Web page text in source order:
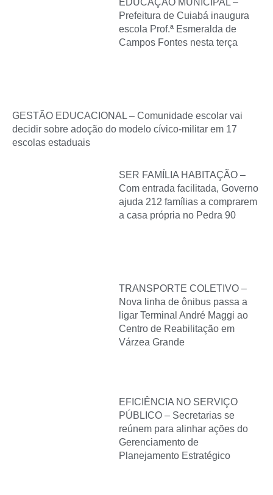
Prefeitura de Cuiabá inaugura
escola Prof.ª Esmeralda de
Campos Fontes nesta terça
GESTÃO EDUCACIONAL – Comunidade escolar vai
decidir sobre adoção do modelo cívico-militar em 17
escolas estaduais
SER FAMÍLIA HABITAÇÃO –
Com entrada facilitada, Governo
ajuda 212 famílias a comprarem
a casa própria no Pedra 90
TRANSPORTE COLETIVO –
Nova linha de ônibus passa a
ligar Terminal André Maggi ao
Centro de Reabilitação em
Várzea Grande
EFICIÊNCIA NO SERVIÇO
PÚBLICO – Secretarias se
reúnem para alinhar ações do
Gerenciamento de
Planejamento Estratégico